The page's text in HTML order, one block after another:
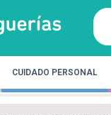
CUIDADO PERSONAL